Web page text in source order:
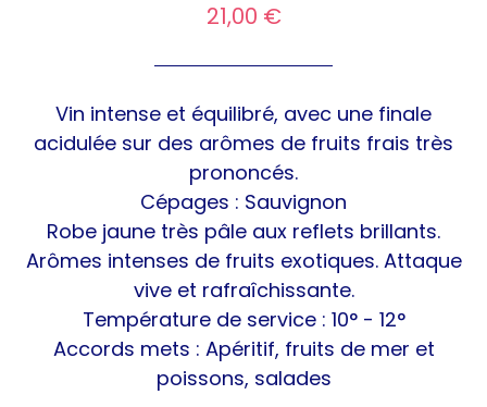
21,00 €
Vin intense et équilibré, avec une finale
acidulée sur des arômes de fruits frais très
prononcés.
Cépages : Sauvignon
Robe jaune très pâle aux reflets brillants.
Arômes intenses de fruits exotiques. Attaque
vive et rafraîchissante.
Température de service : 10° - 12°
Accords mets : Apéritif, fruits de mer et
poissons, salades